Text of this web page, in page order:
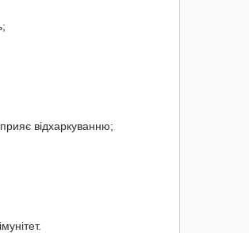
відхаркуванню;